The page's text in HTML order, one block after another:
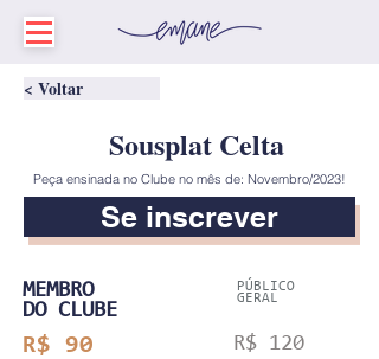
< Voltar
Sousplat Celta
Peça ensinada no Clube no mês de: Novembro/2023!
Se inscrever
MEMBRO
DO CLUBE
PÚBLICO
GERAL
R$ 90 R$ 120